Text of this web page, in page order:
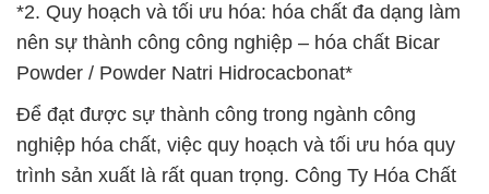
*2. Quy hoạch và tối ưu hóa: hóa chất đa dạng làm
nên sự thành công công nghiệp – hóa chất Bicar
Powder / Powder Natri Hidrocacbonat*
Để đạt được sự thành công trong ngành công
nghiệp hóa chất, việc quy hoạch và tối ưu hóa quy
trình sản xuất là rất quan trọng. Công Ty Hóa Chất